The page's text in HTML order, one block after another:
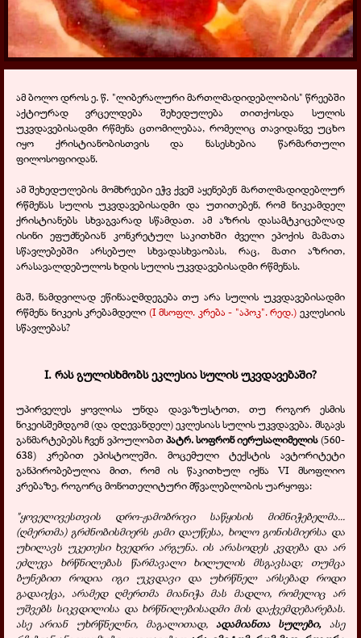
ამ ბოლო დროს ე. წ. "ლიბერალური მართლმადიდებლობის" წრეებში
აქტიურად ვრცელდება შეხედულება თითქოსდა სულის
უკვდავებისადმი რწმენა ცთომილებაა, რომელიც თავიდანვე უცხო
იყო ქრისტიანობისთვის და ნასესხებია წარმართული
ფილოსოფიიდან.
ამ შეხედულების მომხრეები ეჭვ ქვეშ აყენებენ მართლმადიდებლურ
რწმენას სულის უკვდავებისადმი და უთითებენ, რომ ნიკეამდელ
ქრისტიანებს სხვაგვარად სწამდათ. ამ აზრის დასამტკიცებლად
ისინი ეფუძნებიან კონკრეტულ საკითხში ძველი ეპოქის მამათა
სწავლებებში არსებულ სხვადასხვაობას, რაც, მათი აზრით,
არასავალდებულოს ხდის სულის უკვდავებისადმი რწმენას.
მაშ, ნამდვილად ეწინააღმდეგება თუ არა სულის უკვდავებისადმი
რწმენა ნიკეის კრებამდელი (Iმსოფლ. კრება - "აპოკ". რედ.) ეკლესიის
სწავლებას?
I. რას გულისხმობს ეკლესია სულის უკვდავებაში?
უპირველეს ყოვლისა უნდა დავაზუსტოთ, თუ როგორ ესმის
ნიკეისშემდგომ (და დღევანდელ) ეკლესიას სულის უკვდავება. მსგავს
განმარტებებს ჩვენ ვპოულობთპატრ. სოფრონ იერუსალიმელის(560-
638) კრებით ეპისტოლეში. მოცემული ტექსტის ავტორიტეტი
განპირობებულია მით, რომ ის წაკითხულ იქნა VI მსოფლიო
კრებაზე, როგორც მონოთელიტური მწვალებლობის უარყოფა:
"ყოველივესთვის დრო-ჟამობრივი საწყისის მიმნიჭებელმა...
(ღმერთმა) გრძნობისმიერს ჟამი დაუწესა, ხოლო გონისმიერსა და
უხილავს უკეთესი ხვედრი არგუნა. ის არასოდეს კვდება და არ
ეძლევა ხრწნილებას წარმავალი ხილულის მსგავსად; თუმცა
ბუნებით როდია იგი უკვდავი და უხრწნელ არსებად როდი
გადაიქცა, არამედ ღმერთმა მიანიჭა მას მადლი, რომელიც არ
უშვებს სიკვდილისა და ხრწნილებისადმი მის დაქვემდებარებას.
ასე არიან უხრწნელნი, მაგალითად,ადამიანთა სულები, ასე